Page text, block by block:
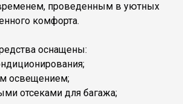
проведенным в уютных
комфорта.
оснащены:
освещением;
отсеками для багажа;